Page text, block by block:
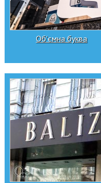
Об'ємна буква